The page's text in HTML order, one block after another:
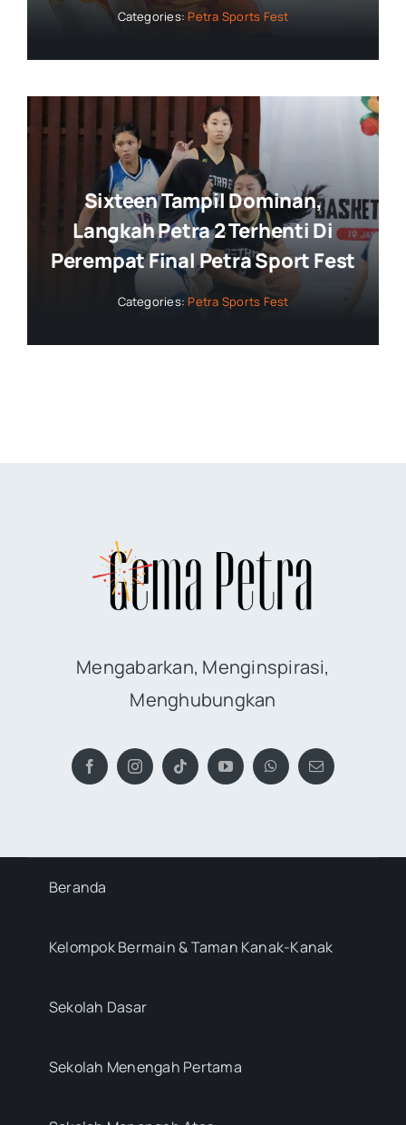
Categories: Petra Sports Fest
Sixteen Tampil Dominan,
Langkah Petra 2 Terhenti Di
Perempat Final Petra Sport Fest
Categories: Petra Sports Fest
Mengabarkan, Menginspirasi,
Menghubungkan
Beranda
Kelompok Bermain & Taman Kanak-Kanak
Sekolah Dasar
Sekolah Menengah Pertama